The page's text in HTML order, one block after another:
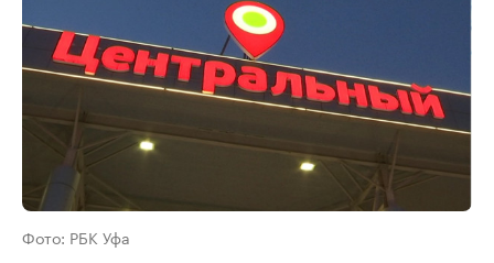
Фото: РБК Уфа